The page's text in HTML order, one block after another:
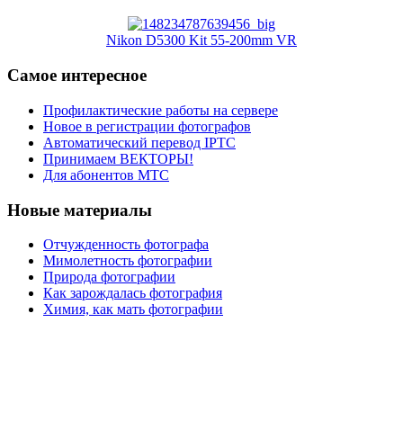
Nikon D5300 Kit 55-200mm VR
Самое интересное
Профилактические работы на сервере
Новое в регистрации фотографов
Автоматический перевод IPTC
Принимаем ВЕКТОРЫ!
Для абонентов МТС
Новые материалы
Отчужденность фотографа
Мимолетность фотографии
Природа фотографии
Как зарождалась фотография
Химия, как мать фотографии